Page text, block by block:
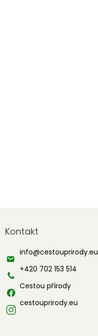
p
t
Kontakt
info@cestouprirody.eu
+420 702 153 514
Cestou přírody
cestouprirody.eu